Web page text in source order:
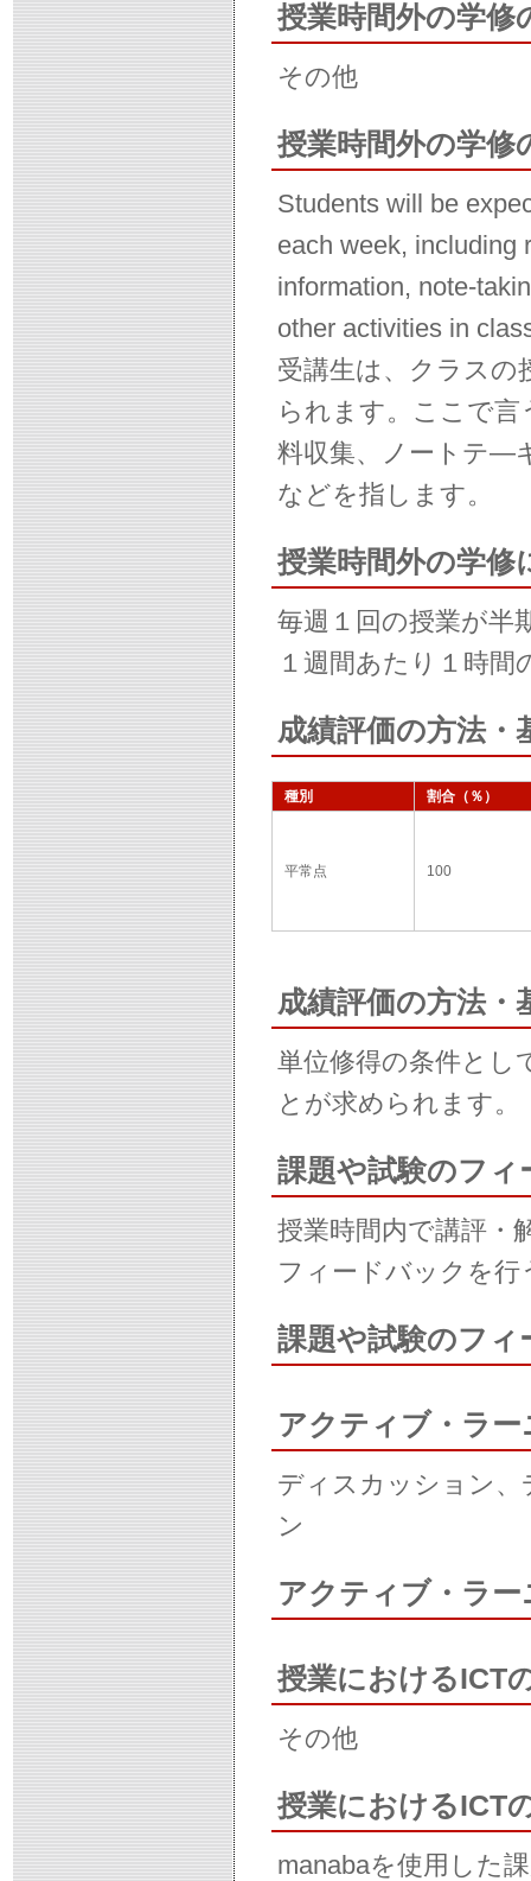
授業時間外の学修
その他
授業時間外の学修
Students will be
each week, including
information, note-
other activities in
受講生は、クラスの
られます。ここで
料収集、ノートテ―
などを指します。
授業時間外の学修
毎週１回の授業が半
１週間あたり１時間
成績評価の方法・
種別 割合（％）
平常点 100
成績評価の方法・
単位修得の条件とし
とが求められます。
課題や試験のフィ
授業時間内で講評・
フィードバックを行
課題や試験のフィ
アクティブ・ラ
ディスカッション
ン
アクティブ・ラ
授業におけるICT
その他
授業におけるICT
manabaを使用した